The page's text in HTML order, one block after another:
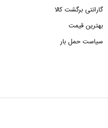
گارانتی برگشت کالا
بهترین قیمت
سیاست حمل بار